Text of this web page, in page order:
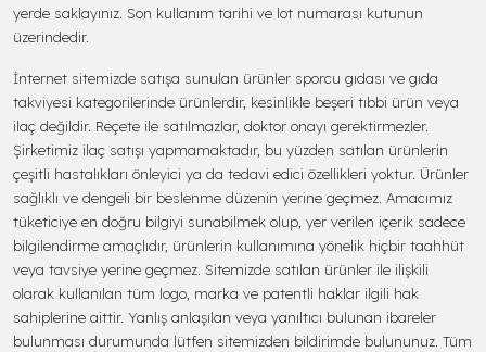
yerde saklayınız. Son kullanım tarihi ve lot numarası kutunun
üzerindedir.
İnternet sitemizde satışa sunulan ürünler sporcu gıdası ve gıda
takviyesi kategorilerinde ürünlerdir, kesinlikle beşeri tıbbi ürün veya
ilaç değildir. Reçete ile satılmazlar, doktor onayı gerektirmezler.
Şirketimiz ilaç satışı yapmamaktadır, bu yüzden satılan ürünlerin
çeşitli hastalıkları önleyici ya da tedavi edici özellikleri yoktur. Ürünler
sağlıklı ve dengeli bir beslenme düzenin yerine geçmez. Amacımız
tüketiciye en doğru bilgiyi sunabilmek olup, yer verilen içerik sadece
bilgilendirme amaçlıdır, ürünlerin kullanımına yönelik hiçbir taahhüt
veya tavsiye yerine geçmez. Sitemizde satılan ürünler ile ilişkili
olarak kullanılan tüm logo, marka ve patentli haklar ilgili hak
sahiplerine aittir. Yanlış anlaşılan veya yanıltıcı bulunan ibareler
bulunması durumunda lütfen sitemizden bildirimde bulununuz. Tüm